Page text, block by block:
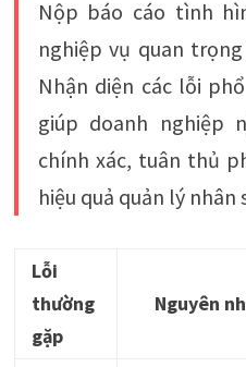
Nộp báo cáo tình
nghiệp vụ quan
Nhận diện các lỗi
giúp doanh nghiệp
chính xác, tuân thủ
hiệu quả quản lý nhân
Lỗi
thường
gặp
Nguyên